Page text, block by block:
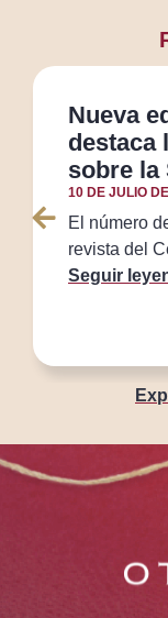
Nueva
destaca
sobre la
10 DE JULIO
El número
revista del
Seguir